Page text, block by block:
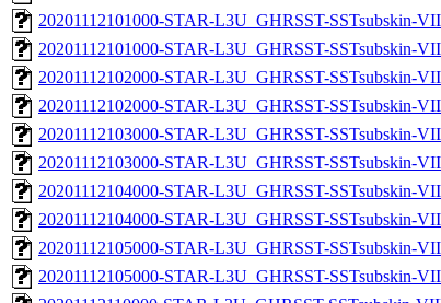
20201112101000-STAR-L3U_GHRSST-SSTsubskin-
20201112101000-STAR-L3U_GHRSST-SSTsubskin-
20201112102000-STAR-L3U_GHRSST-SSTsubskin-
20201112102000-STAR-L3U_GHRSST-SSTsubskin-
20201112103000-STAR-L3U_GHRSST-SSTsubskin-
20201112103000-STAR-L3U_GHRSST-SSTsubskin-
20201112104000-STAR-L3U_GHRSST-SSTsubskin-
20201112104000-STAR-L3U_GHRSST-SSTsubskin-
20201112105000-STAR-L3U_GHRSST-SSTsubskin-
20201112105000-STAR-L3U_GHRSST-SSTsubskin-